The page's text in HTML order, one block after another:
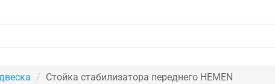
Стойка стабилизатора переднего HEMEN